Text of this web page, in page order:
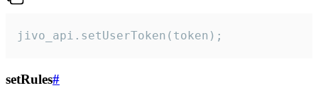
jivo_api.setUserToken(token);
setRules#